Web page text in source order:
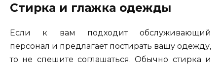
Стирка и глажка одежды
Если к вам подходит обслуживающий
персонал и предлагает постирать вашу одежду,
то не спешите соглашаться. Обычно стирка и